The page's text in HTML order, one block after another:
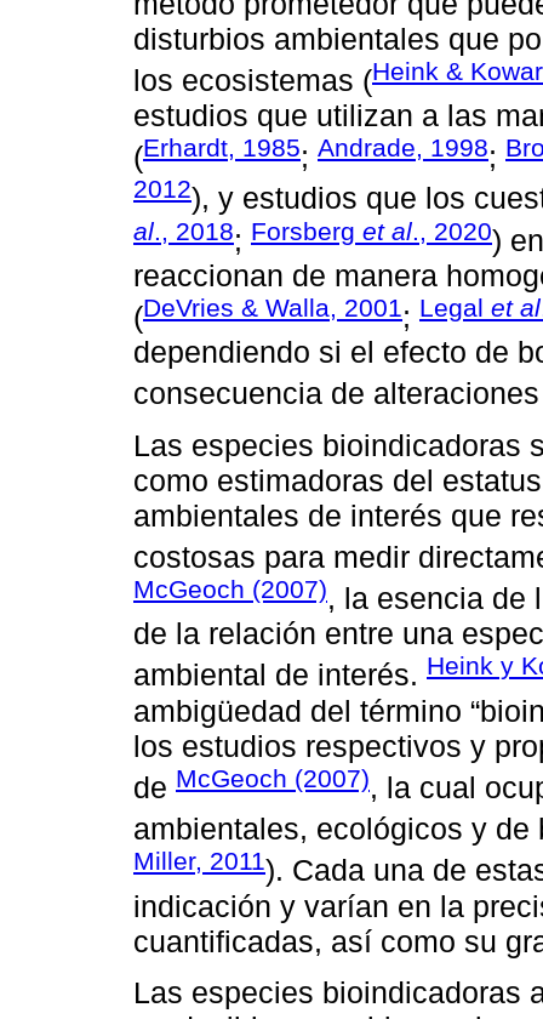
disturbios ambientales que
los ecosistemas (Heink &
estudios que utilizan a las
(Erhardt, 1985; Andrade, 1998;
2012), y estudios que los
al., 2018; Forsberg et al., 2020)
reaccionan de manera
(DeVries & Walla, 2001; Legal et al
dependiendo si el efecto de
consecuencia de
Las especies bioindicadoras
como estimadoras del
ambientales de interés que
costosas para medir
McGeoch (2007), la esencia de
de la relación entre una
ambiental de interés. Heink y
ambigüedad del término
los estudios respectivos y
de McGeoch (2007), la cual
ambientales, ecológicos y de
Miller, 2011). Cada una de
indicación y varían en la
cuantificadas, así como su
Las especies bioindicadoras